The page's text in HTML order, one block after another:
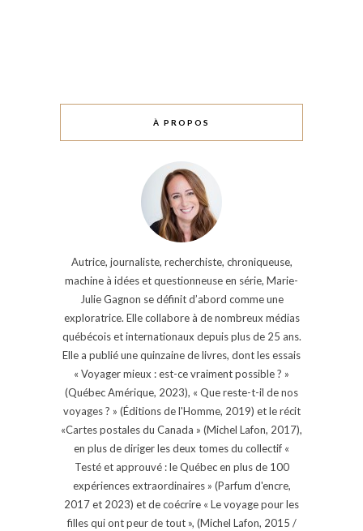
À PROPOS
Autrice, journaliste, recherchiste, chroniqueuse,
machine à idées et questionneuse en série, Marie-
Julie Gagnon se définit d’abord comme une
exploratrice. Elle collabore à de nombreux médias
québécois et internationaux depuis plus de 25 ans.
Elle a publié une quinzaine de livres, dont les essais
« Voyager mieux : est-ce vraiment possible ? »
(Québec Amérique, 2023), « Que reste-t-il de nos
voyages ? » (Éditions de l'Homme, 2019) et le récit
«Cartes postales du Canada » (Michel Lafon, 2017),
en plus de diriger les deux tomes du collectif «
Testé et approuvé : le Québec en plus de 100
expériences extraordinaires » (Parfum d'encre,
2017 et 2023) et de coécrire « Le voyage pour les
filles qui ont peur de tout », (Michel Lafon, 2015 /